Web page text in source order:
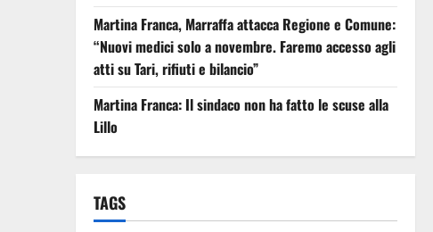
Martina Franca, Marraffa attacca Regione e Comune:
“Nuovi medici solo a novembre. Faremo accesso agli
atti su Tari, rifiuti e bilancio”
Martina Franca: Il sindaco non ha fatto le scuse alla
Lillo
TAGS